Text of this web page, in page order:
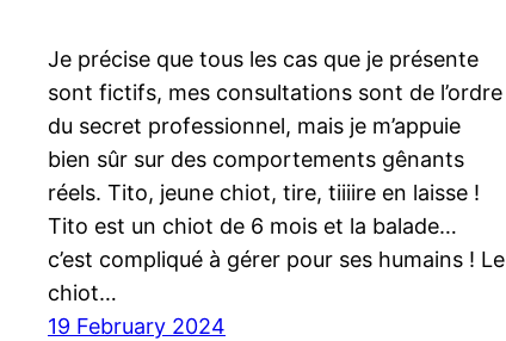
Je précise que tous les cas que je présente
sont fictifs, mes consultations sont de l’ordre
du secret professionnel, mais je m’appuie
bien sûr sur des comportements gênants
réels. Tito, jeune chiot, tire, tiiiire en laisse !
Tito est un chiot de 6 mois et la balade…
c’est compliqué à gérer pour ses humains ! Le
chiot…
19 February 2024